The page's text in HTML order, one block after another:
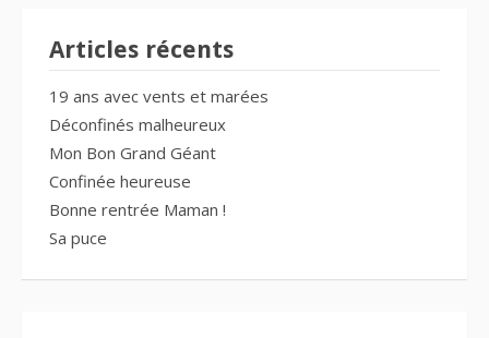
Articles récents
19 ans avec vents et marées
Déconfinés malheureux
Mon Bon Grand Géant
Confinée heureuse
Bonne rentrée Maman !
Sa puce